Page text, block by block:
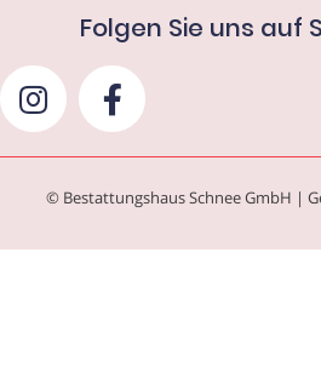
Folgen Sie uns auf
© Bestattungshaus Schnee GmbH |